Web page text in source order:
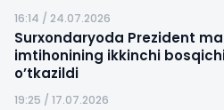
16:14 / 24.07.2026
Surxondaryoda Prezident
imtihonining ikkinchi
o’tkazildi
19:25 / 17.07.2026